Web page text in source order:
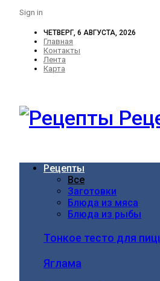
Sign in
ЧЕТВЕРГ, 6 АВГУСТА, 2026
Главная
Контакты
Лента
Карта
Рецепты
Все
Заготовки
Блюда из мяса
Блюда из рыбы
Тонкое тесто для
Яглама